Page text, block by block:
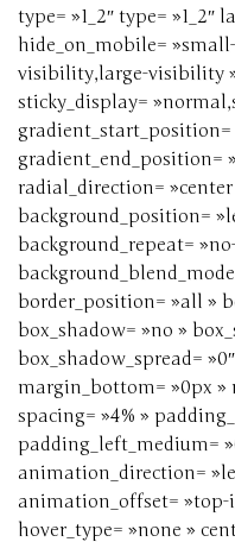
type= »1_2″ type= »1_2″
hide_on_mobile=
visibility,large-visibility
sticky_display=
gradient_start_position=
gradient_end_position=
radial_direction= »center
background_position=
background_repeat=
border_position= »all »
box_shadow= »no »
box_shadow_spread=
margin_bottom= »0px »
spacing= »4% »
padding_left_medium=
animation_direction=
animation_offset= »top-
hover_type= »none »